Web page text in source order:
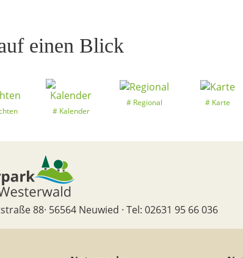
einen Blick
Kalender
Regional
Karte
88· 56564 Neuwied · Tel: 02631 95 66 036